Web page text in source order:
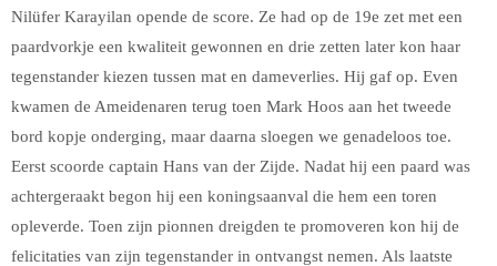
Nilüfer Karayilan opende de score. Ze had op de 19e zet met een
paardvorkje een kwaliteit gewonnen en drie zetten later kon haar
tegenstander kiezen tussen mat en dameverlies. Hij gaf op. Even
kwamen de Ameidenaren terug toen Mark Hoos aan het tweede
bord kopje onderging, maar daarna sloegen we genadeloos toe.
Eerst scoorde captain Hans van der Zijde. Nadat hij een paard was
achtergeraakt begon hij een koningsaanval die hem een toren
opleverde. Toen zijn pionnen dreigden te promoveren kon hij de
felicitaties van zijn tegenstander in ontvangst nemen. Als laatste